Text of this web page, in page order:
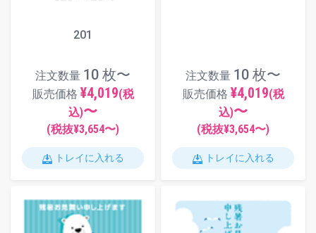
201
注文数量 10 枚〜
販売価格 ¥4,019(税
込)〜
(税抜¥3,654〜)
トレイに入れる
注文数量 10 枚〜
販売価格 ¥4,019(税
込)〜
(税抜¥3,654〜)
トレイに入れる